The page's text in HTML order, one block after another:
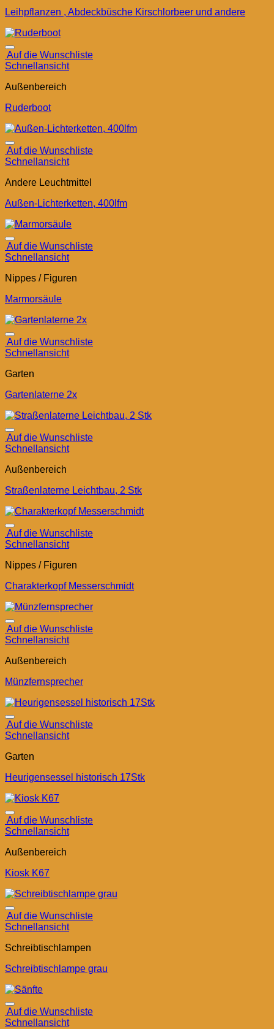
Leihpflanzen , Abdeckbüsche Kirschlorbeer und andere
Auf die Wunschliste
Schnellansicht
Außenbereich
Ruderboot
Auf die Wunschliste
Schnellansicht
Andere Leuchtmittel
Außen-Lichterketten, 400lfm
Auf die Wunschliste
Schnellansicht
Nippes / Figuren
Marmorsäule
Auf die Wunschliste
Schnellansicht
Garten
Gartenlaterne 2x
Auf die Wunschliste
Schnellansicht
Außenbereich
Straßenlaterne Leichtbau, 2 Stk
Auf die Wunschliste
Schnellansicht
Nippes / Figuren
Charakterkopf Messerschmidt
Auf die Wunschliste
Schnellansicht
Außenbereich
Münzfernsprecher
Auf die Wunschliste
Schnellansicht
Garten
Heurigensessel historisch 17Stk
Auf die Wunschliste
Schnellansicht
Außenbereich
Kiosk K67
Auf die Wunschliste
Schnellansicht
Schreibtischlampen
Schreibtischlampe grau
Auf die Wunschliste
Schnellansicht